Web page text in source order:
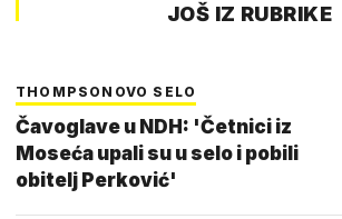
JOŠ IZ RUBRIKE
THOMPSONOVO SELO
Čavoglave u NDH: 'Četnici iz
Moseća upali su u selo i pobili
obitelj Perković'